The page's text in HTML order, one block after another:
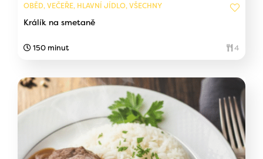
OBĚD, VEČEŘE, HLAVNÍ JÍDLO, VŠECHNY
Králík na smetaně
150 minut 4